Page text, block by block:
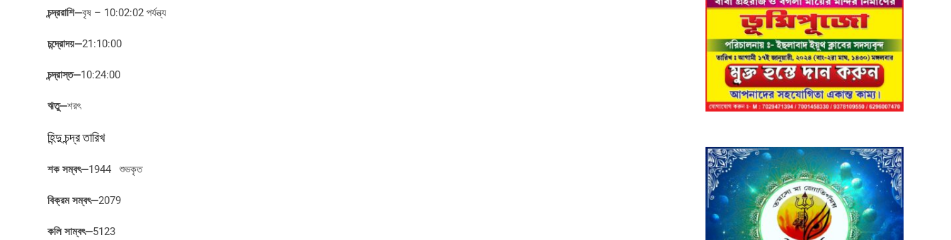
চন্দ্ররাশি—বৃষ – 10:02:02 পর্যন্ত্য
চন্দ্রোদয়—21:10:00
চন্দ্রাস্ত—10:24:00
ঋতু—শরৎ
হিন্দু চন্দ্র তারিখ
শক সম্বৎ—1944 শুভকৃত
বিক্রম সম্বৎ—2079
কলি সাম্বৎ—5123